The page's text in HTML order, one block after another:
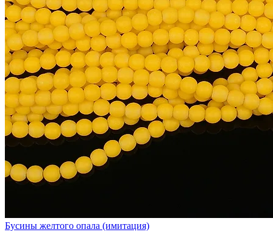
Бусины желтого опала (имитация)